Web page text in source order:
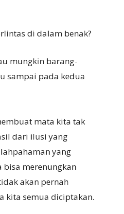
di dalam benak?
mungkin barang-
sampai pada kedua
mata kita tak
dari ilusi yang
yang
bisa merenungkan
akan pernah
kita semua diciptakan.